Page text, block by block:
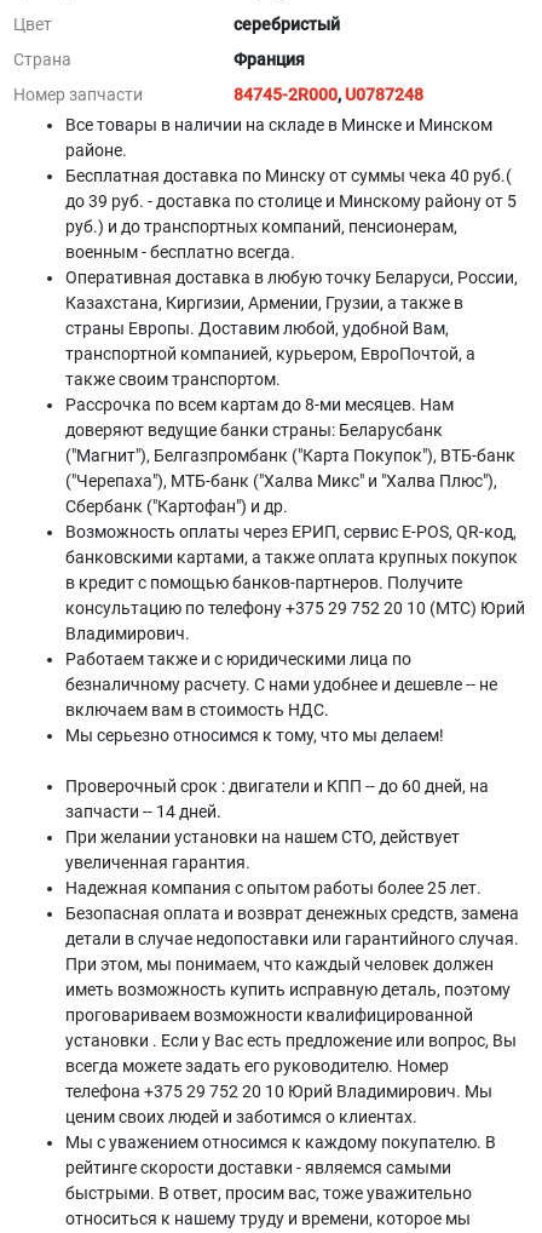
Цвет
серебристый
Страна
Франция
Номер запчасти
84745-2R000,U0787248
Все товары в наличии на складе в Минскe и Минском
районе.
Бесплатная доставка по Минску от суммы чека 40 руб.(
до 39 руб. - доставка по столице и Минскому району от 5
руб.) и до транспортных компаний, пенсионерам,
военным - бесплатно всегда.
Оперативная доставка в любую точку Беларуси, России,
Казахстана, Киргизии, Армении, Грузии, а также в
страны Европы. Доставим любой, удобной Вам,
транспортной компанией, курьером, ЕвроПочтой, а
также своим транспортом.
Рассрочка по всем картам до 8-ми месяцев. Нам
доверяют ведущие банки страны: Беларусбанк
("Магнит"), Белгазпромбанк ("Карта Покупок"), ВТБ-банк
("Черепаха"), МТБ-банк ("Халва Микс" и "Халва Плюс"),
Сбербанк ("Картофан") и др.
Возможность оплаты через ЕРИП, сервис E-POS, QR-код,
банковскими картами, а также оплата крупных покупок
в кредит с помощью банков-партнеров. Получите
консультацию по телефону +375 29 752 20 10 (МТС) Юрий
Владимирович.
Работаем также и с юридическими лица по
безналичному расчету. С нами удобнее и дешевле -- не
включаем вам в стоимость НДС.
Мы серьезно относимся к тому, что мы делаем!
Проверочный срок : двигатели и КПП -- до 60 дней, на
запчасти -- 14 дней.
При желании установки на нашем СТО, действует
увеличенная гарантия.
Надежная компания с опытом работы более 25 лет.
Безопасная оплата и возврат денежных средств, замена
детали в случае недопоставки или гарантийного случая.
При этом, мы понимаем, что каждый человек должен
иметь возможность купить исправную деталь, поэтому
проговариваем возможности квалифицированной
установки . Если у Вас есть предложение или вопрос, Вы
всегда можете задать его руководителю. Номер
телефона +375 29 752 20 10 Юрий Владимирович. Мы
ценим своих людей и заботимся о клиентах.
Мы с уважением относимся к каждому покупателю. В
рейтинге скорости доставки - являемся самыми
быстрыми. В ответ, просим вас, тоже уважительно
относиться к нашему труду и времени, которое мы